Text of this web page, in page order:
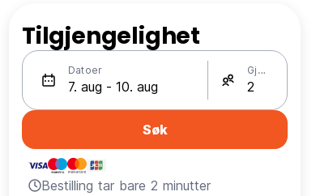
Tilgjengelighet
Datoer Gjester
Søk
Bestilling tar bare 2 minutter